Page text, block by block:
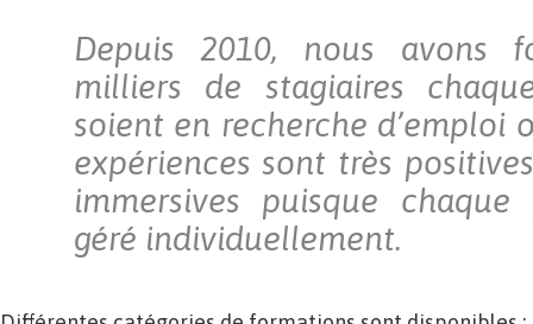
Depuis 2010, nous avons
milliers de stagiaires
soient en recherche d’emploi
expériences sont très
immersives puisque
géré individuellement.